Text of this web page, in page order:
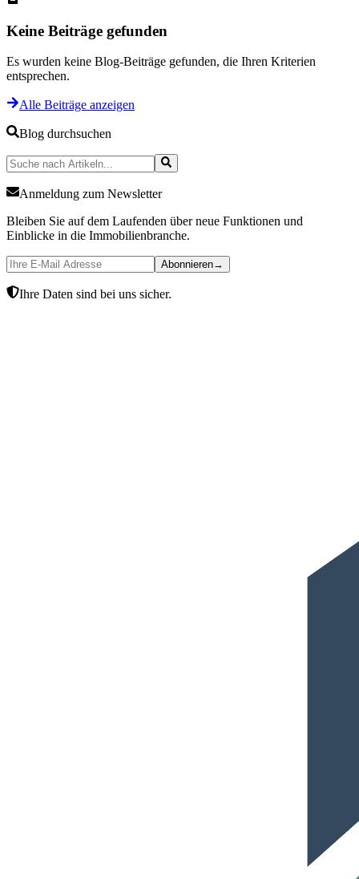
Keine Beiträge gefunden
Es wurden keine Blog-Beiträge gefunden, die Ihren Kriterien
entsprechen.
Alle Beiträge anzeigen
Blog durchsuchen
Anmeldung zum Newsletter
Bleiben Sie auf dem Laufenden über neue Funktionen und
Einblicke in die Immobilienbranche.
Abonnieren→
Ihre Daten sind bei uns sicher.